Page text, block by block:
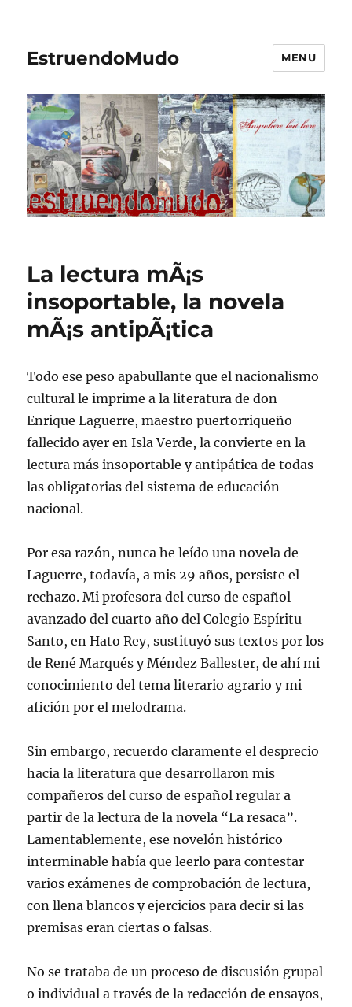
EstruendoMudo MENU
La lectura mÃ¡s
insoportable, la novela
mÃ¡s antipÃ¡tica
Todo ese peso apabullante que el nacionalismo
cultural le imprime a la literatura de don
Enrique Laguerre, maestro puertorriqueño
fallecido ayer en Isla Verde, la convierte en la
lectura más insoportable y antipática de todas
las obligatorias del sistema de educación
nacional.
Por esa razón, nunca he leído una novela de
Laguerre, todavía, a mis 29 años, persiste el
rechazo. Mi profesora del curso de español
avanzado del cuarto año del Colegio Espíritu
Santo, en Hato Rey, sustituyó sus textos por los
de René Marqués y Méndez Ballester, de ahí mi
conocimiento del tema literario agrario y mi
afición por el melodrama.
Sin embargo, recuerdo claramente el desprecio
hacia la literatura que desarrollaron mis
compañeros del curso de español regular a
partir de la lectura de la novela “La resaca”.
Lamentablemente, ese novelón histórico
interminable había que leerlo para contestar
varios exámenes de comprobación de lectura,
con llena blancos y ejercicios para decir si las
premisas eran ciertas o falsas.
No se trataba de un proceso de discusión grupal
o individual a través de la redacción de ensayos,